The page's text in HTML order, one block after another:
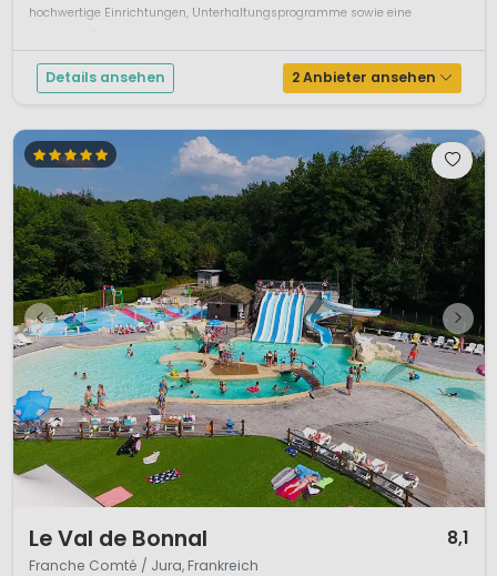
hochwertige Einrichtungen, Unterhaltungsprogramme sowie eine
Details ansehen 2 Anbieter ansehen
Le Val de Bonnal 8,1
Franche Comté / Jura, Frankreich